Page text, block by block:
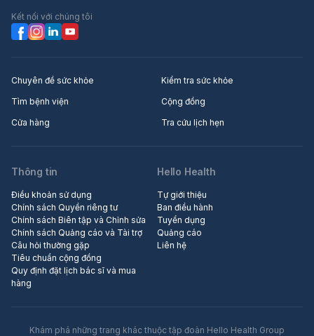
Kết nối với chúng tôi
Chuyên đề sức khỏe
Kiểm tra sức khỏe
Tìm bệnh viện
Cộng đồng
Cửa hàng
Tra cứu lịch hẹn
Thông tin
Điều khoản sử dụng
Chính sách Quyền riêng tư
Chính sách Biên tập và Chỉnh sửa
Chính sách Quảng cáo và Tài trợ
Câu hỏi thường gặp
Tiêu chuẩn cộng đồng
Quy định đặt lịch bác sĩ và mua
hàng
Hello Health
Tự giới thiệu
Ban điều hành
Tuyển dụng
Quảng cáo
Liên hệ
Khám phá những trang khác thuộc tập đoàn Hello Health Group